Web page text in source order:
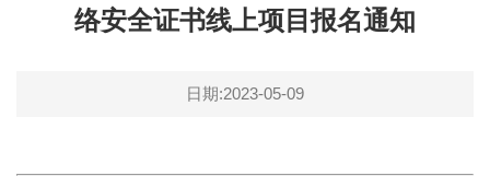
络安全证书线上项目报名通知
日期:2023-05-09